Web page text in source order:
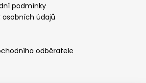
podmínky
údajů
odběratele